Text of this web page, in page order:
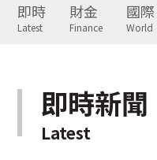
即時
Latest
財金
Finance
國際
World
即時新聞
Latest